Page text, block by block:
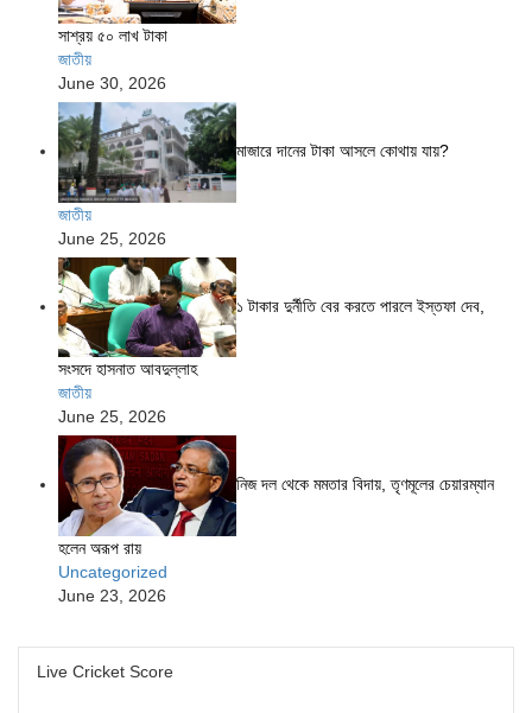
সাশ্রয় ৫০ লাখ টাকা
জাতীয়
June 30, 2026
মাজারে দানের টাকা আসলে কোথায় যায়?
জাতীয়
June 25, 2026
১ টাকার দুর্নীতি বের করতে পারলে ইস্তফা দেব,
সংসদে হাসনাত আবদুল্লাহ
জাতীয়
June 25, 2026
নিজ দল থেকে মমতার বিদায়, তৃণমূলের চেয়ারম্যান
হলেন অরূপ রায়
Uncategorized
June 23, 2026
Live Cricket Score